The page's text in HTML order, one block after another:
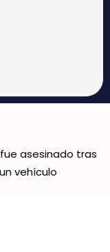
asesinado tras
vehículo